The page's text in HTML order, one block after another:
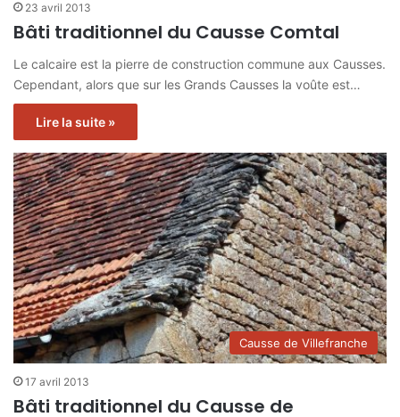
23 avril 2013
Bâti traditionnel du Causse Comtal
Le calcaire est la pierre de construction commune aux Causses.
Cependant, alors que sur les Grands Causses la voûte est…
Lire la suite »
Causse de Villefranche
17 avril 2013
Bâti traditionnel du Causse de